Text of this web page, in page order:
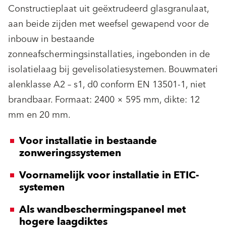
Constructieplaat uit geëxtrudeerd glasgranulaat,
aan beide zijden met weefsel gewapend voor de
inbouw in bestaande
zonneafschermingsinstallaties, ingebonden in de
isolatielaag bij gevelisolatiesystemen. Bouwmateri
alenklasse A2 – s1, d0 conform EN 13501-1, niet
brandbaar. Formaat: 2400 × 595 mm, dikte: 12
mm en 20 mm.
Voor installatie in bestaande
zonweringssystemen
Voornamelijk voor installatie in ETIC-
systemen
Als wandbeschermingspaneel met
hogere laagdiktes